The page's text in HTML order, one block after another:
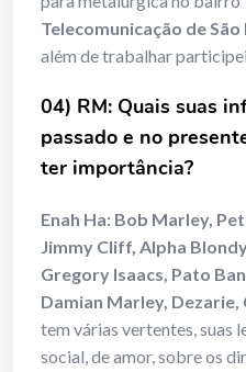
Telecomunicação de São
além de trabalhar
04) RM: Quais suas
passado e no
ter importância?
Enah Ha: Bob Marley,
Jimmy Cliff, Alpha
Gregory Isaacs, Pato
Damian Marley,
tem várias vertentes, suas
social, de amor, sobre os